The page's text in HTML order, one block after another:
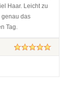
Haar. Leicht zu
genau das
Tag.